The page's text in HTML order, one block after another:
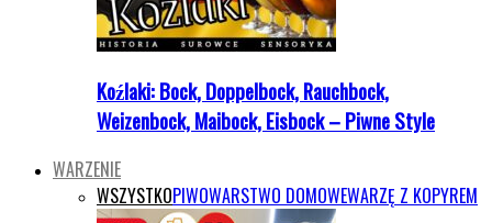
Koźlaki: Bock, Doppelbock, Rauchbock,
Weizenbock, Maibock, Eisbock – Piwne Style
WARZENIE
WSZYSTKOPIWOWARSTWO DOMOWEWARZĘ Z KOPYREM